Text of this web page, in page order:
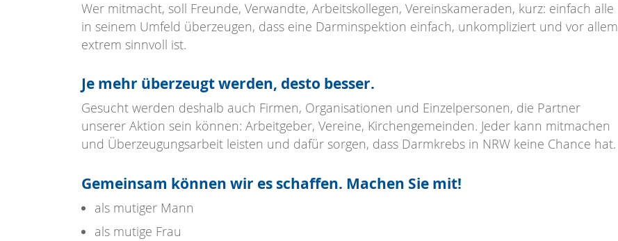
Wer mitmacht, soll Freunde, Verwandte, Arbeitskollegen, Vereinskameraden, kurz: einfach alle
in seinem Umfeld überzeugen, dass eine Darminspektion einfach, unkompliziert und vor allem
extrem sinnvoll ist.
Je mehr überzeugt werden, desto besser.
Gesucht werden deshalb auch Firmen, Organisationen und Einzelpersonen, die Partner
unserer Aktion sein können: Arbeitgeber, Vereine, Kirchengemeinden. Jeder kann mitmachen
und Überzeugungsarbeit leisten und dafür sorgen, dass Darmkrebs in NRW keine Chance hat.
Gemeinsam können wir es schaffen. Machen Sie mit!
als mutiger Mann
als mutige Frau